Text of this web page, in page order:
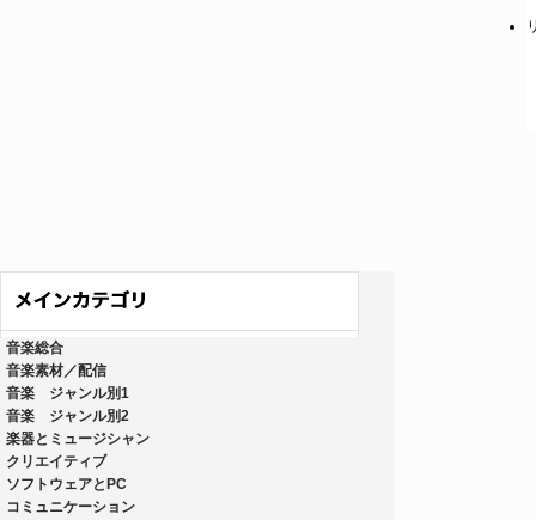
音楽総合
音楽素材／配信
音楽 ジャンル別1
音楽 ジャンル別2
楽器とミュージシャン
クリエイティブ
ソフトウェアとPC
コミュニケーション